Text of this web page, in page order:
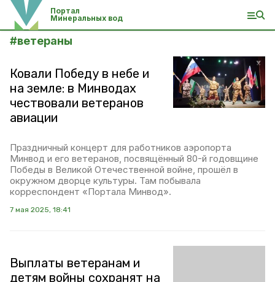
Портал
Минеральных вод
#ветераны
Ковали Победу в небе и
на земле: в Минводах
чествовали ветеранов
авиации
Праздничный концерт для работников аэропорта
Минвод и его ветеранов, посвящённый 80-й годовщине
Победы в Великой Отечественной войне, прошёл в
окружном дворце культуры. Там побывала
корреспондент «Портала Минвод».
7 мая 2025, 18:41
Выплаты ветеранам и
детям войны сохранят на